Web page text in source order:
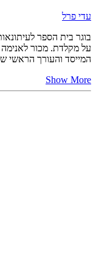
עדי פרל
בוגר בית הספר
על מקלדת. מכור
המייסד והעורך הראשי
Show More